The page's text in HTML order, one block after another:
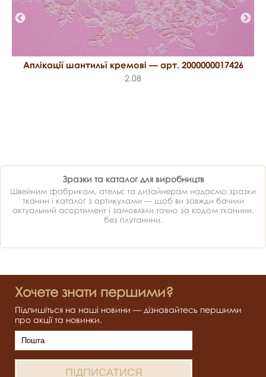
Аплікації шантильї кремові — арт. 2000000017426
2.08
Зразки та каталог для виробництв
Швейним фабрикам, ательє та дизайнерам надаємо зразки
тканин і каталог з артикулами — щоб ви завжди бачили
актуальний асортимент і замовляли точно за кодом тканини,
без плутанини.
Хочете знати першими?
Підпишіться на наші новини — дізнавайтесь першими
про акції та новинки.